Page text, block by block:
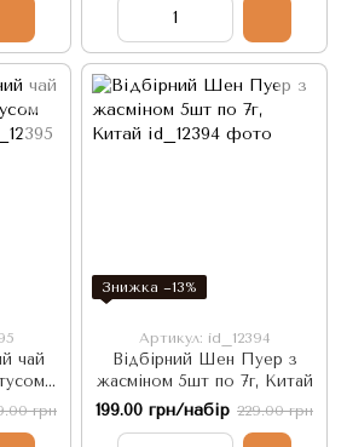
чай
грн
Знижка −13%
Артикул: id_12394
Відбірний Шен Пуер з
жасміном 5шт по 7г, Китай
199.00 грн/набір 229.00 грн